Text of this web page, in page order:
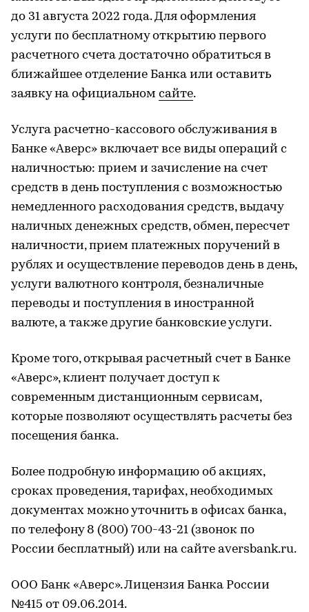
до 31 августа 2022 года. Для оформления
услуги по бесплатному открытию первого
расчетного счета достаточно обратиться в
ближайшее отделение Банка или оставить
заявку на официальном сайте.
Услуга расчетно-кассового обслуживания в
Банке «Аверс» включает все виды операций с
наличностью: прием и зачисление на счет
средств в день поступления с возможностью
немедленного расходования средств, выдачу
наличных денежных средств, обмен, пересчет
наличности, прием платежных поручений в
рублях и осуществление переводов день в день,
услуги валютного контроля, безналичные
переводы и поступления в иностранной
валюте, а также другие банковские услуги.
Кроме того, открывая расчетный счет в Банке
«Аверс», клиент получает доступ к
современным дистанционным сервисам,
которые позволяют осуществлять расчеты без
посещения банка.
Более подробную информацию об акциях,
сроках проведения, тарифах, необходимых
документах можно уточнить в офисах банка,
по телефону 8 (800) 700-43-21 (звонок по
России бесплатный) или на сайте aversbank.ru.
ООО Банк «Аверс». Лицензия Банка России
№415 от 09.06.2014.